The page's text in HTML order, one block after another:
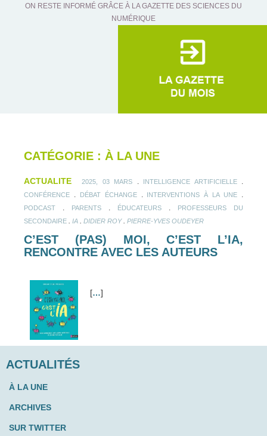
ON RESTE INFORMÉ GRÂCE À LA GAZETTE DES SCIENCES DU
NUMÉRIQUE
CATÉGORIE : À LA UNE
ACTUALITE 2025, 03 MARS INTELLIGENCE ARTIFICIELLE.
CONFÉRENCE DÉBAT ÉCHANGE. INTERVENTIONS À LA UNE
PODCAST PARENTS ÉDUCATEURS
PROFESSEURS DU
SECONDAIRE
IA DIDIER ROY. PIERRE-YVES OUDEYER
C’EST (PAS) MOI, C’EST L’IA,
RENCONTRE AVEC LES AUTEURS
[…]
ACTUALITÉS
À LA UNE
ARCHIVES
SUR TWITTER